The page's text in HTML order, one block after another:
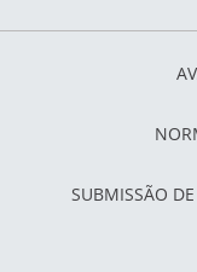
SUBMISSÃO